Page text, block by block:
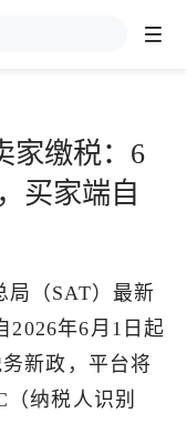
家缴税：6
买家端自
局（SAT）最新
2026年6月1日起
新政，平台将
纳税人识别